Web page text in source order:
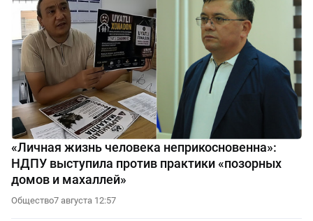
«Личная жизнь человека неприкосновенна»:
НДПУ выступила против практики «позорных
домов и махаллей»
Общество7 августа 12:57